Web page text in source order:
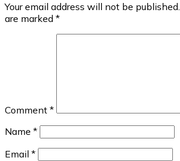
Your email address will not be published.
are marked *
Comment *
Name *
Email *